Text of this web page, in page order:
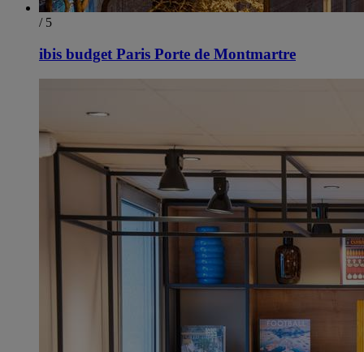
/ 5
ibis budget Paris Porte de Montmartre